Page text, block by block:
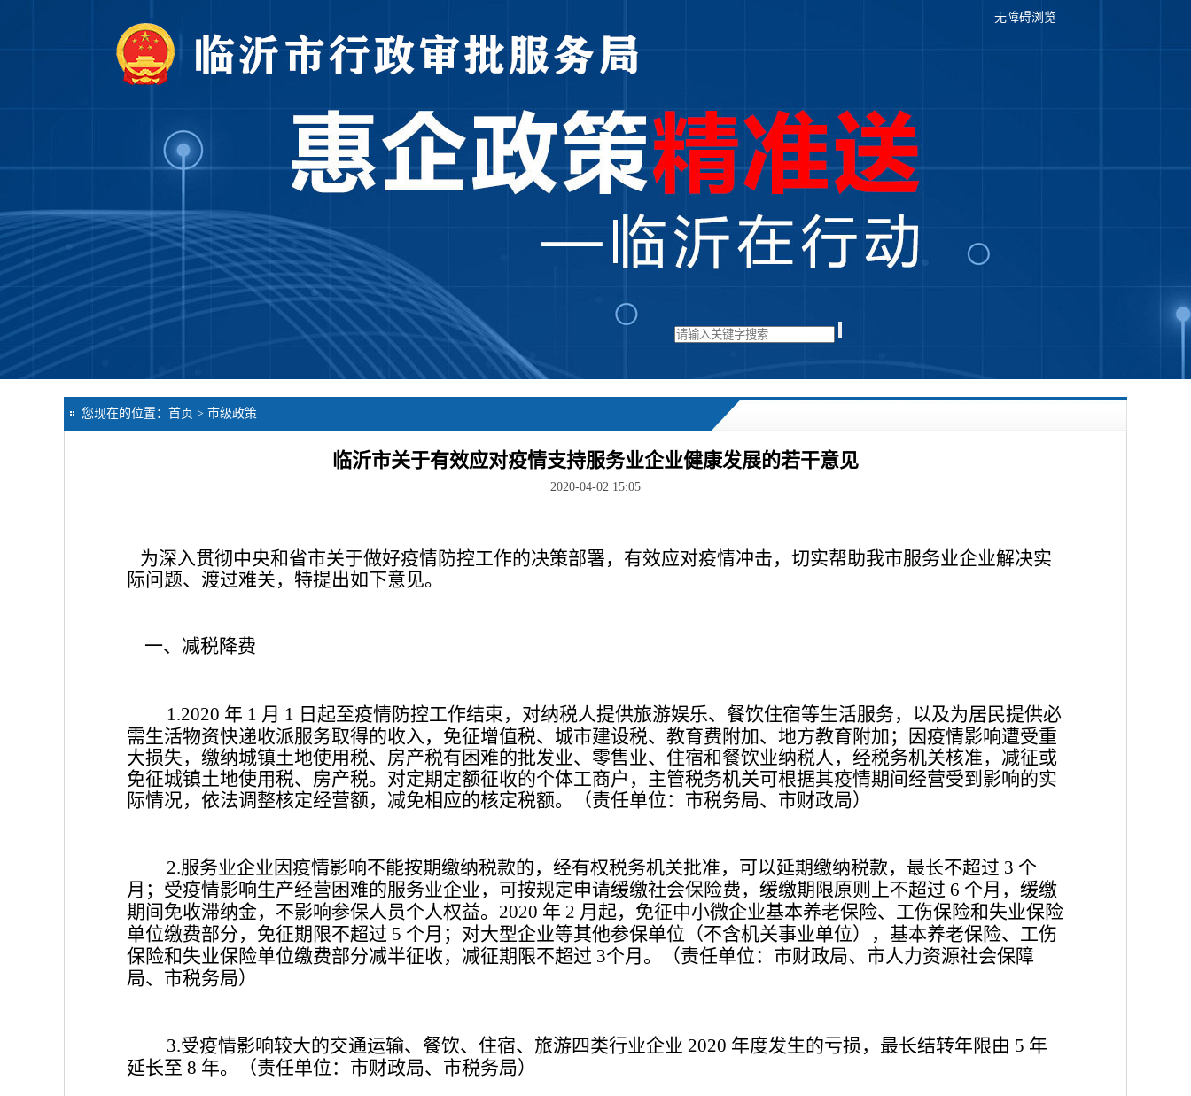
无障碍浏览
您现在的位置： 首页 > 市级政策
临沂市关于有效应对疫情支持服务业企业健康发展的若干意见
2020-04-02 15:05
为深入贯彻中央和省市关于做好疫情防控工作的决策部署，有效应对疫情冲击，切实帮助我市服务业企业解决实
际问题、渡过难关，特提出如下意见。
一、减税降费
1.2020 年 1 月 1 日起至疫情防控工作结束，对纳税人提供旅游娱乐、餐饮住宿等生活服务，以及为居民提供必
需生活物资快递收派服务取得的收入，免征增值税、城市建设税、教育费附加、地方教育附加；因疫情影响遭受重
大损失，缴纳城镇土地使用税、房产税有困难的批发业、零售业、住宿和餐饮业纳税人，经税务机关核准，减征或
免征城镇土地使用税、房产税。对定期定额征收的个体工商户，主管税务机关可根据其疫情期间经营受到影响的实
际情况，依法调整核定经营额，减免相应的核定税额。
（责任单位：市税务局、市财政局）
2.服务业企业因疫情影响不能按期缴纳税款的，经有权税务机关批准，可以延期缴纳税款，最长不超过 3 个
月；受疫情影响生产经营困难的服务业企业，可按规定申请缓缴社会保险费，缓缴期限原则上不超过 6 个月，缓缴
期间免收滞纳金，不影响参保人员个人权益。 2020 年 2 月起，免征中小微企业基本养老保险、工伤保险和失业保险
单位缴费部分，免征期限不超过 5 个月；对大型企业等其他参保单位（不含机关事业单位），基本养老保险、工伤
保险和失业保险单位缴费部分减半征收，减征期限不超过 3个月。
（责任单位：市财政局、市人力资源社会保障
局、市税务局）
3.受疫情影响较大的交通运输、餐饮、住宿、旅游四类行业企业 2020 年度发生的亏损，最长结转年限由 5 年
延长至 8 年。 （责任单位：市财政局、市税务局）